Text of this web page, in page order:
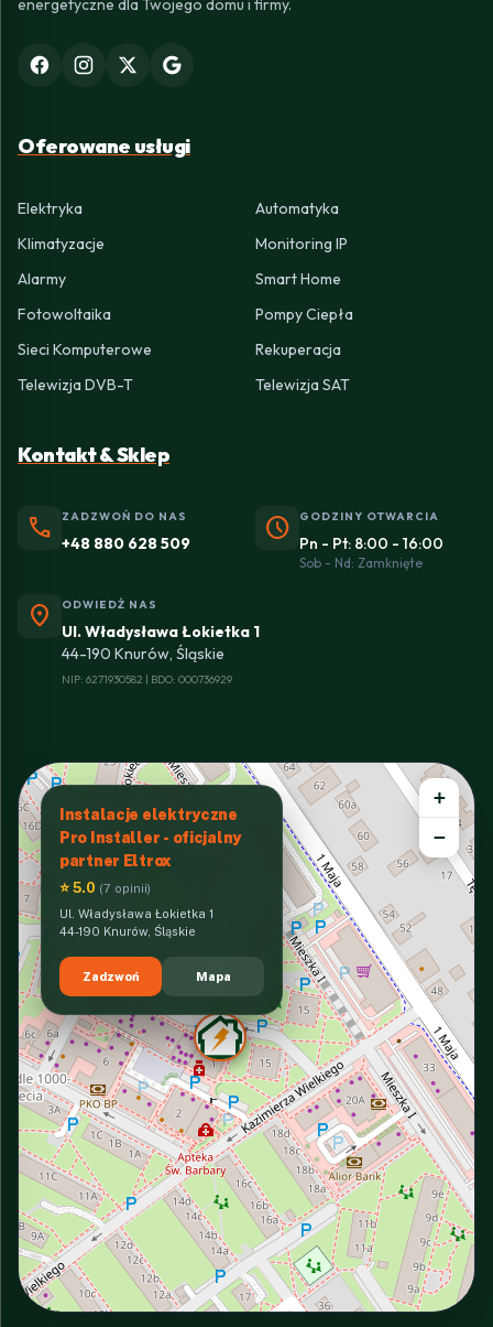
energetyczne dla Twojego domu i firmy.
Oferowane usługi
Elektryka
Automatyka
Klimatyzacje
Monitoring IP
Alarmy
Smart Home
Fotowoltaika
Pompy Ciepła
Sieci Komputerowe
Rekuperacja
Telewizja DVB-T
Telewizja SAT
Kontakt & Sklep
phone ZADZWOŃ DO NAS
+48 880 628 509 schedule GODZINY OTWARCIA
Pn - Pt: 8:00 - 16:00
Sob - Nd: Zamknięte
location_on ODWIEDŹ NAS
Ul. Władysława Łokietka 1
44-190 Knurów, Śląskie
NIP: 6271930582 | BDO: 000736929
Instalacje elektryczne
Pro Installer - oficjalny
partner Eltrox
⭐ 5.0 (7 opinii)
Ul. Władysława Łokietka 1
44-190 Knurów, Śląskie
Zadzwoń Mapa
+
−
INTERACTIVE VIEW